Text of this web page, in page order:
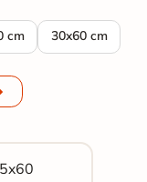
Volcania Perle
cm sol effet pierre
30x60 cm
Carrelage sol